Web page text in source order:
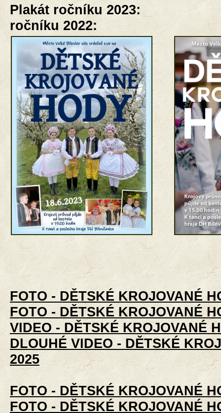
Plakát ročníku
ročníku 2022:
FOTO - DĚTSKÉ KROJOVANÉ
FOTO - DĚTSKÉ KROJOVANÉ
VIDEO - DĚTSKÉ KROJOVANÉ
DLOUHÉ VIDEO - DĚTSKÉ
2025
FOTO - DĚTSKÉ KROJOVANÉ
FOTO - DĚTSKÉ KROJOVANÉ